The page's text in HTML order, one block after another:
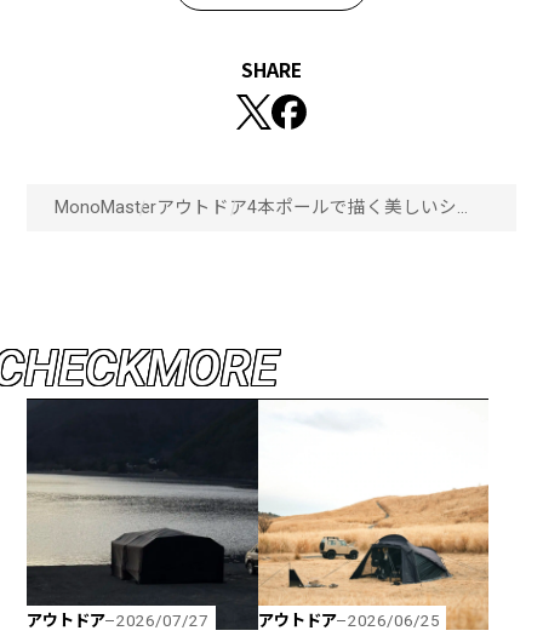
SHARE
MonoMasterアウトドア4本ポールで描く美しいシル
HECKMORE
アウトドア 2026/07/27 アウトドア 2026/06/25